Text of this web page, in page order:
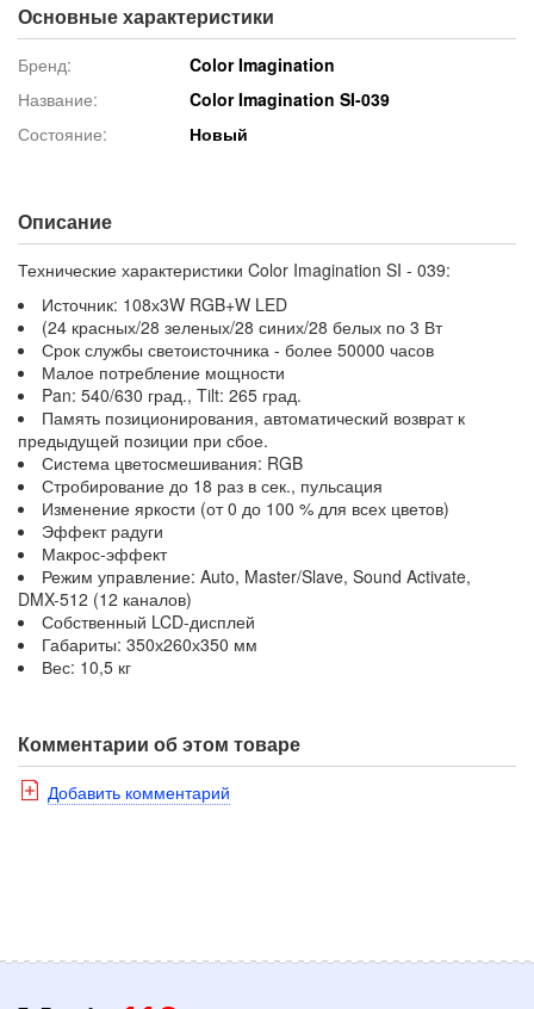
Основные характеристики
Бренд:
Color Imagination
Название:
Color Imagination SI-039
Состояние:
Новый
Описание
Технические характеристики Color Imagination SI - 039:
Источник: 108х3W RGB+W LED
(24 красных/28 зеленых/28 синих/28 белых по 3 Вт
Срок службы светоисточника - более 50000 часов
Малое потребление мощности
Pan: 540/630 град., Tilt: 265 град.
Память позиционирования, автоматический возврат к
предыдущей позиции при сбое.
Система цветосмешивания: RGB
Стробирование до 18 раз в сек., пульсация
Изменение яркости (от 0 до 100 % для всех цветов)
Эффект радуги
Макрос-эффект
Режим управление: Auto, Master/Slave, Sound Activate,
DMX-512 (12 каналов)
Собственный LCD-дисплей
Габариты: 350х260х350 мм
Вес: 10,5 кг
Комментарии об этом товаре
Добавить комментарий